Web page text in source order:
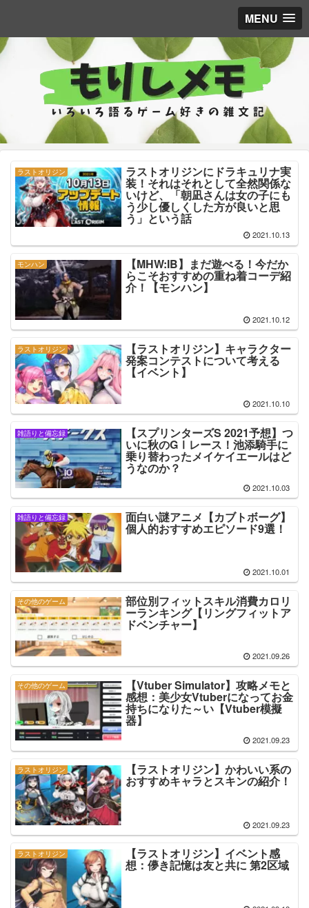
MENU
ラストオリジン ラストオリジンにドラキュリナ実
装！それはそれとして全然関係な
いけど、「朝凪さんは女の子にも
う少し優しくした方が良いと思
う」という話
2021.10.13
モンハン 【MHW:IB】まだ遊べる！今だか
らこそおすすめの重ね着コーデ紹
介！【モンハン】
2021.10.12
ラストオリジン 【ラストオリジン】キャラクター
発案コンテストについて考える
【イベント】
2021.10.10
雑語りと備忘録 【スプリンターズS 2021予想】つ
いに秋のGⅠレース！池添騎手に
乗り替わったメイケイエールはど
うなのか？
2021.10.03
雑語りと備忘録 面白い謎アニメ【カブトボーグ】
個人的おすすめエピソード9選！
2021.10.01
その他のゲーム 部位別フィットスキル消費カロリ
ーランキング【リングフィットア
ドベンチャー】
2021.09.26
その他のゲーム 【Vtuber Simulator】攻略メモと
感想：美少女Vtuberになってお金
持ちになりた～い【Vtuber模擬
器】
2021.09.23
ラストオリジン 【ラストオリジン】かわいい系の
おすすめキャラとスキンの紹介！
2021.09.23
ラストオリジン 【ラストオリジン】イベント感
想：儚き記憶は友と共に 第2区域